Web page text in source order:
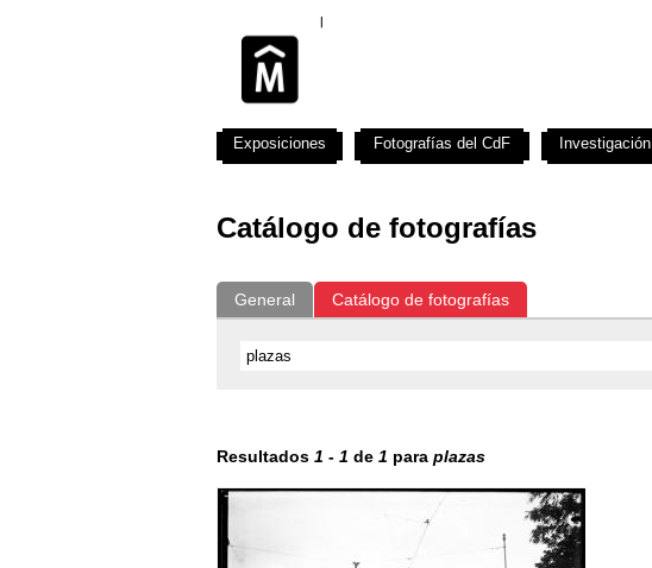
Catálogo de fotografías
General Catálogo de fotografías
Resultados 1 - 1 de 1 para plazas
Exposiciones Fotografías del CdF Investigación